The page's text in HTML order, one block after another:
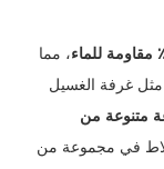
، مما
مثل غرفة الغسيل
متنوعة من
في مجموعة من